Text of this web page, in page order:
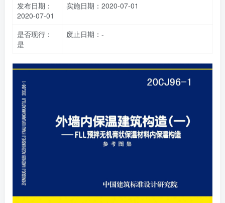
发布日期：
2020-07-01
实施日期：2020-07-01
是否现行：
是
废止日期：-